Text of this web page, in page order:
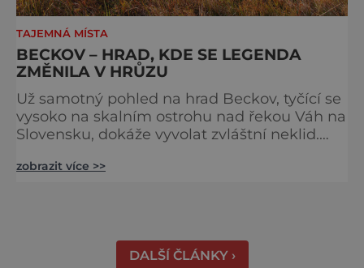
TAJEMNÁ MÍSTA
BECKOV – HRAD, KDE SE LEGENDA
ZMĚNILA V HRŮZU
Už samotný pohled na hrad Beckov, tyčící se
vysoko na skalním ostrohu nad řekou Váh na
Slovensku, dokáže vyvolat zvláštní neklid.
výhled do krajiny, se staly i svědky tragédie –
zrnko pravdy. Většina z nich vypráví o t
zobrazit více >>
DALŠÍ ČLÁNKY ›